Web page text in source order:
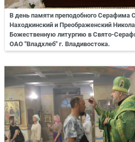
В день памяти преподобного Серафима
Находкинский и Преображенский
Божественную литургию в Свято-
ОАО "Владхлеб" г. Владивостока.